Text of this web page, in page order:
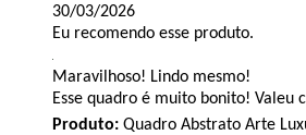
30/03/2026
Eu recomendo esse produto.
Maravilhoso! Lindo mesmo!
Esse quadro é muito bonito! Valeu
Produto: Quadro Abstrato Arte